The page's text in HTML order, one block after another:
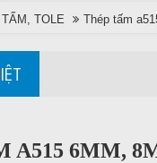
TOLE Thép tấm
A515 6MM,